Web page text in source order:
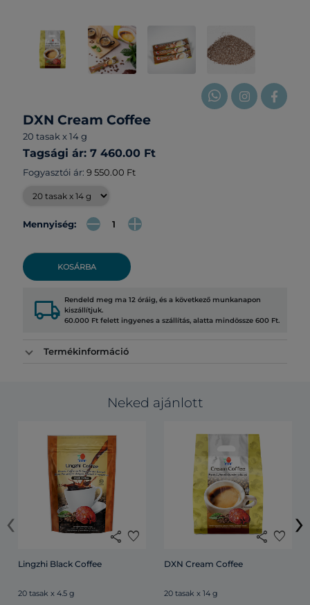
DXN Cream Coffee
20 tasak x 14 g
Tagsági ár: 7 460.00 Ft
Fogyasztói ár: 9 550.00 Ft
Mennyiség:
KOSÁRBA
local_shipping Rendeld meg ma 12 óráig, és a következő munkanapon
kiszállítjuk.
60.000 Ft felett ingyenes a szállítás, alatta mindössze 600 Ft.
Termékinformáció
Neked ajánlott
share favorite
Lingzhi Black Coffee
20 tasak x 4.5 g
share favorite
DXN Cream Coffee
20 tasak x 14 g
‹ ›